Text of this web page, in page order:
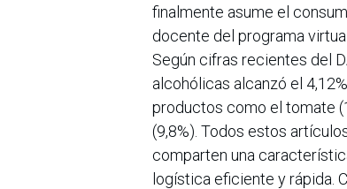
finalmente asume el
docente del programa
Según cifras recientes del
alcohólicas alcanzó el
productos como el tomate
(9,8%). Todos estos
comparten una
logística eficiente y rápida.